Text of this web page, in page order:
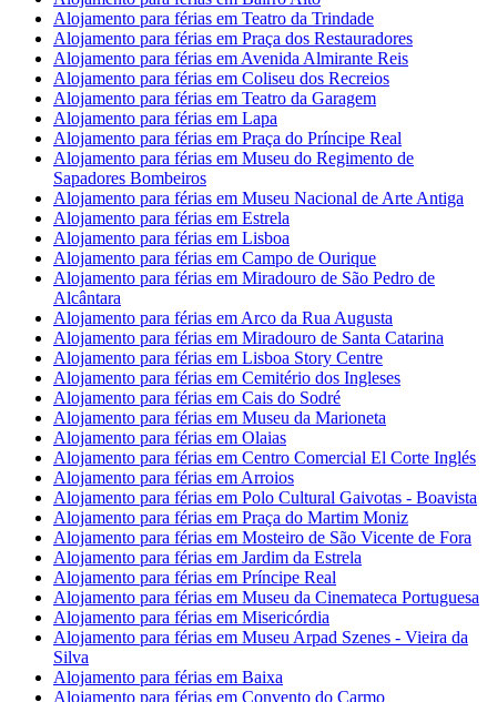
Alojamento para férias em Teatro da Trindade
Alojamento para férias em Praça dos Restauradores
Alojamento para férias em Avenida Almirante Reis
Alojamento para férias em Coliseu dos Recreios
Alojamento para férias em Teatro da Garagem
Alojamento para férias em Lapa
Alojamento para férias em Praça do Príncipe Real
Alojamento para férias em Museu do Regimento de
Sapadores Bombeiros
Alojamento para férias em Museu Nacional de Arte Antiga
Alojamento para férias em Estrela
Alojamento para férias em Lisboa
Alojamento para férias em Campo de Ourique
Alojamento para férias em Miradouro de São Pedro de
Alcântara
Alojamento para férias em Arco da Rua Augusta
Alojamento para férias em Miradouro de Santa Catarina
Alojamento para férias em Lisboa Story Centre
Alojamento para férias em Cemitério dos Ingleses
Alojamento para férias em Cais do Sodré
Alojamento para férias em Museu da Marioneta
Alojamento para férias em Olaias
Alojamento para férias em Centro Comercial El Corte Inglés
Alojamento para férias em Arroios
Alojamento para férias em Polo Cultural Gaivotas - Boavista
Alojamento para férias em Praça do Martim Moniz
Alojamento para férias em Mosteiro de São Vicente de Fora
Alojamento para férias em Jardim da Estrela
Alojamento para férias em Príncipe Real
Alojamento para férias em Museu da Cinemateca Portuguesa
Alojamento para férias em Misericórdia
Alojamento para férias em Museu Arpad Szenes - Vieira da
Silva
Alojamento para férias em Baixa
Alojamento para férias em Convento do Carmo